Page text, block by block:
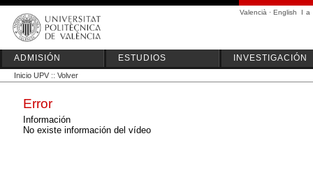
Valencià · English I a
ADMISIÓN ESTUDIOS INVESTIGACIÓN
Inicio UPV :: Volver
Error
Información
No existe información del vídeo